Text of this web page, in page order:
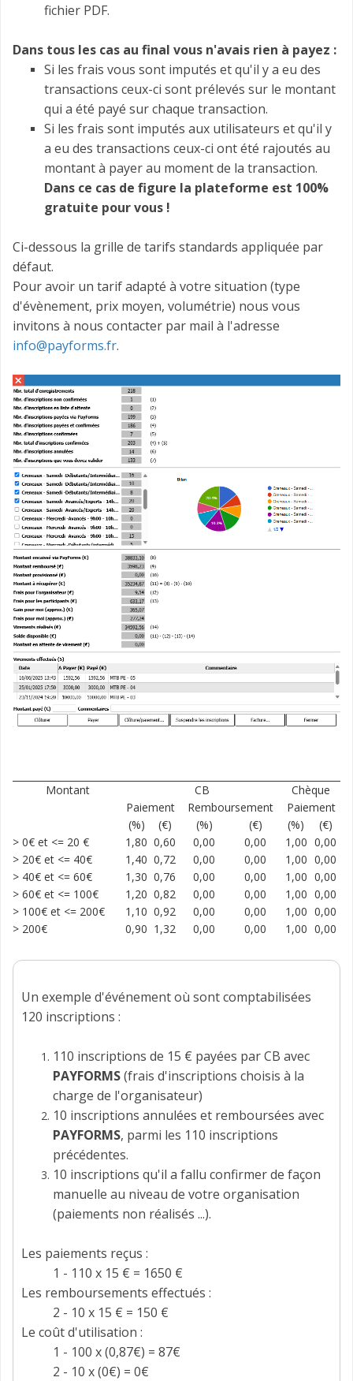
fichier PDF.
Dans tous les cas au final vous n'avais rien à payez :
Si les frais vous sont imputés et qu'il y a eu des
transactions ceux-ci sont prélevés sur le montant
qui a été payé sur chaque transaction.
Si les frais sont imputés aux utilisateurs et qu'il y
a eu des transactions ceux-ci ont été rajoutés au
montant à payer au moment de la transaction.
Dans ce cas de figure la plateforme est 100%
gratuite pour vous !
Ci-dessous la grille de tarifs standards appliquée par
défaut.
Pour avoir un tarif adapté à votre situation (type
d'évènement, prix moyen, volumétrie) nous vous
invitons à nous contacter par mail à l'adresse
info@payforms.fr.
Montant CB
Chèque
Paiement
Remboursement
Paiement
(%)
(€) (%) (€) (%)
(€)
> 0€ et <= 20 €
1,80 0,60 0,00 0,00 1,00 0,00
> 20€ et <= 40€
1,40 0,72 0,00 0,00 1,00 0,00
> 40€ et <= 60€
1,30 0,76 0,00 0,00 1,00 0,00
> 60€ et <= 100€
1,20 0,82 0,00 0,00 1,00 0,00
> 100€ et <= 200€
1,10 0,92 0,00 0,00 1,00 0,00
> 200€
0,90 1,32 0,00 0,00 1,00 0,00
Un exemple d'événement où sont comptabilisées
120 inscriptions :
110 inscriptions de 15 € payées par CB avec
PAYFORMS(frais d'inscriptions choisis à la
charge de l'organisateur)
10 inscriptions annulées et remboursées avec
PAYFORMS, parmi les 110 inscriptions
précédentes.
10 inscriptions qu'il a fallu confirmer de façon
manuelle au niveau de votre organisation
(paiements non réalisés ...).
Les paiements reçus :
1 - 110 x 15 € = 1650 €
Les remboursements effectués :
2 - 10 x 15 € = 150 €
Le coût d'utilisation :
1 - 100 x (0,87€) = 87€
2 - 10 x (0€) = 0€